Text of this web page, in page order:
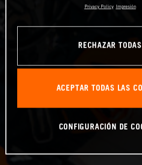
Privacy Policy Impresión
RECHAZAR TODAS
ACEPTAR TODAS LAS
CONFIGURACIÓN DE